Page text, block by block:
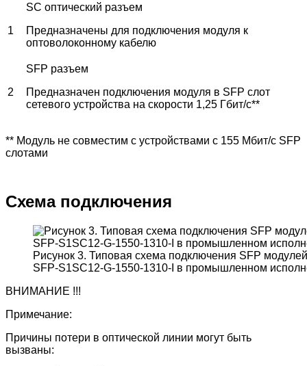
1
SC оптический разъем
Предназначены для подключения модуля к
оптоволоконному кабелю
2
SFP разъем
Предназначен подключения модуля в SFP слот
сетевого устройства на скорости 1,25 Гбит/с**
** Модуль не совместим с устройствами с 155 Мбит/с SFP
слотами
Схема подключения
Рисунок 3. Типовая схема подключения SFP
SFP-S1SC12-G-1550-1310-I в промышленном
ВНИМАНИЕ !!!
Примечание:
Причины потери в оптической линии могут быть
вызваны: